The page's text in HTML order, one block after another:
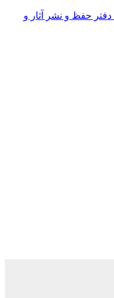
دفتر حفظ و نشر آثار و